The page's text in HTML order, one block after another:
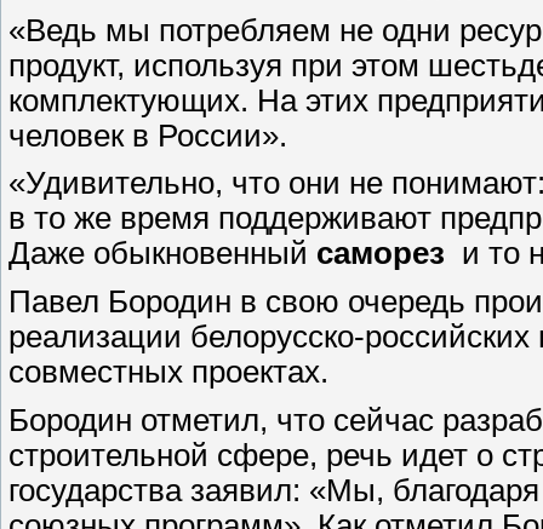
«Ведь мы потребляем не одни
продукт, используя при этом
комплектующих. На этих
человек в России».
«Удивительно, что они не
в то же время поддерживают
Даже обыкновенный саморез и то
Павел Бородин в свою очередь
реализации белорусско-
совместных проектах.
Бородин отметил, что сейчас
строительной сфере, речь идет о
государства заявил: «Мы,